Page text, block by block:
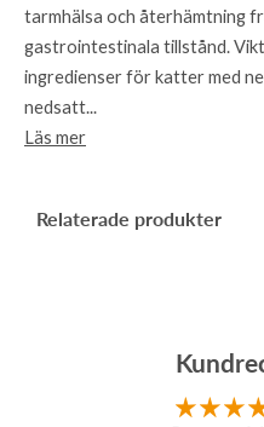
tarmhälsa och återhämtning
gastrointestinala tillstånd.
ingredienser för katter med
nedsatt...
Läs mer
Relaterade produkter